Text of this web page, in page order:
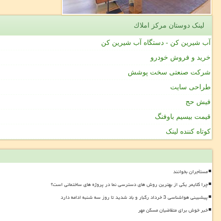
لینک دوستان مركز املاك
آب شیرین کن - دستگاه آب شیرین کن
خرید و فروش خودرو
شرکت صنعتی سخت پوشش
طراحی سایت
فیش حج
قیمت بیسیم باوفنگ
کوتاه کننده لینک
مستأجران بخوانند
چرا کلایمر یکی از بهترین روش های دسترسی نما در پروژه های ساختمانی است؟
پیشبینی هواشناسی 3 خرداد رگبار و باد شدید تا روز سه شنبه ادامه دارد
خبر خوش برای متقاضیان مسکن مهر